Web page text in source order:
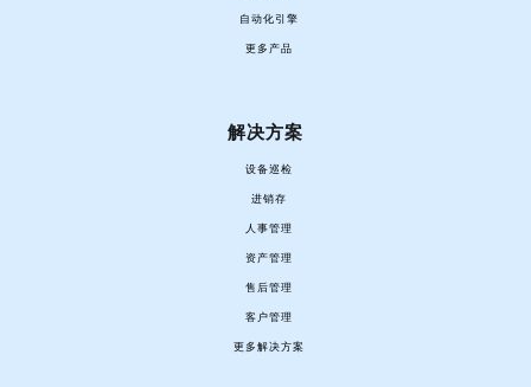
自动化引擎
更多产品
解决方案
设备巡检
进销存
人事管理
资产管理
售后管理
客户管理
更多解决方案